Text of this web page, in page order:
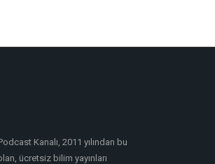
Kanalı, 2011 yılından bu
ücretsiz bilim yayınları